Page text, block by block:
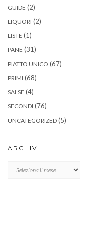
GUIDE (2)
LIQUORI (2)
LISTE (1)
PANE (31)
PIATTO UNICO (67)
PRIMI (68)
SALSE (4)
SECONDI (76)
UNCATEGORIZED (5)
ARCHIVI